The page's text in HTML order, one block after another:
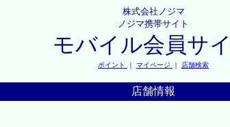
株式会社ノジマ
ノジマ携帯サイト
モバイル会員サ
ポイント ｜ マイページ ｜ 店舗検索
店舗情報